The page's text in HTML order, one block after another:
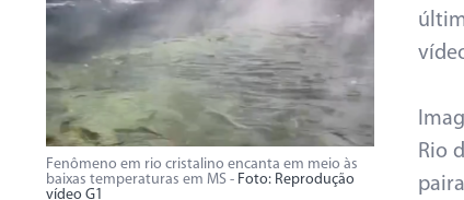
Fenômeno em rio cristalino encanta em meio às
baixas temperaturas em MS - Foto: Reprodução
vídeo G1
Rio